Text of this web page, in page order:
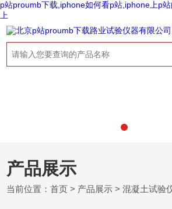
p站proumb下载,iphone如何看p站,iphone上p
上
产品展示
当前位置：首页 > 产品展示 >混凝土试验